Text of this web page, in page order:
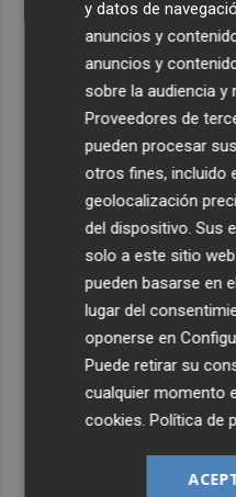
y datos de
anuncios y
anuncios y
sobre la audiencia y
Proveedores de
pueden procesar
otros fines, incluido
geolocalización
del dispositivo. Sus
solo a este sitio
pueden basarse en
lugar del
oponerse en
Puede retirar su
cualquier momento
cookies .Política de